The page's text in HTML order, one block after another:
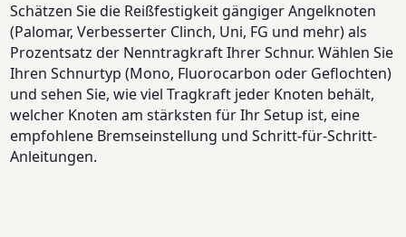
Schätzen Sie die Reißfestigkeit gängiger Angelknoten
(Palomar, Verbesserter Clinch, Uni, FG und mehr) als
Prozentsatz der Nenntragkraft Ihrer Schnur. Wählen Sie
Ihren Schnurtyp (Mono, Fluorocarbon oder Geflochten)
und sehen Sie, wie viel Tragkraft jeder Knoten behält,
welcher Knoten am stärksten für Ihr Setup ist, eine
empfohlene Bremseinstellung und Schritt-für-Schritt-
Anleitungen.